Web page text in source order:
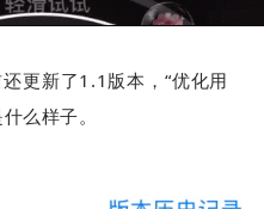
更新了1.1版本，“优化用
么样子。